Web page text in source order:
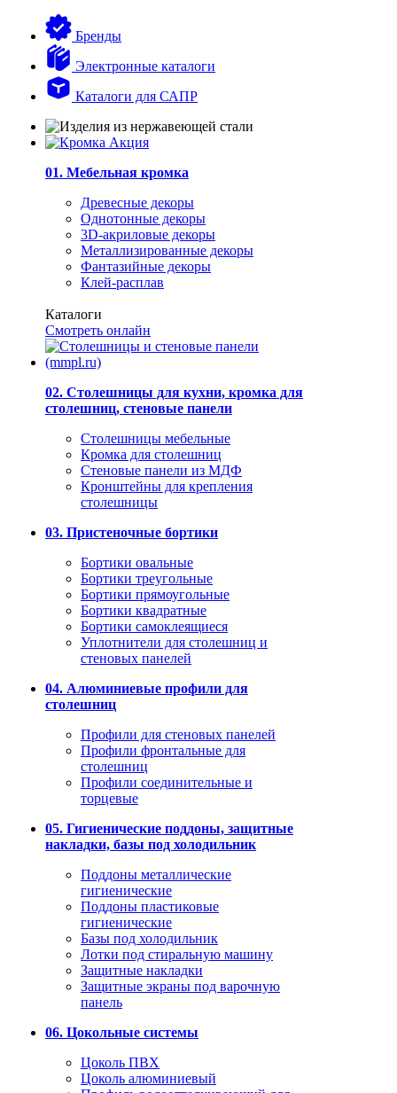
Бренды
Электронные каталоги
Каталоги для САПР
01. Мебельная кромка
Древесные декоры
Однотонные декоры
3D-акриловые декоры
Металлизированные декоры
Фантазийные декоры
Клей-расплав
Каталоги
Смотреть онлайн
02. Столешницы для кухни, кромка для
столешниц, стеновые панели
Столешницы мебельные
Кромка для столешниц
Стеновые панели из МДФ
Кронштейны для крепления
столешницы
03. Пристеночные бортики
Бортики овальные
Бортики треугольные
Бортики прямоугольные
Бортики квадратные
Бортики самоклеящиеся
Уплотнители для столешниц и
стеновых панелей
04. Алюминиевые профили для
столешниц
Профили для стеновых панелей
Профили фронтальные для
столешниц
Профили соединительные и
торцевые
05. Гигиенические поддоны, защитные
накладки, базы под холодильник
Поддоны металлические
гигиенические
Поддоны пластиковые
гигиенические
Базы под холодильник
Лотки под стиральную машину
Защитные накладки
Защитные экраны под варочную
панель
06. Цокольные системы
Цоколь ПВХ
Цоколь алюминиевый